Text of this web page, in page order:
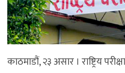
काठमाडौं, २३ असार । राष्ट्रिय